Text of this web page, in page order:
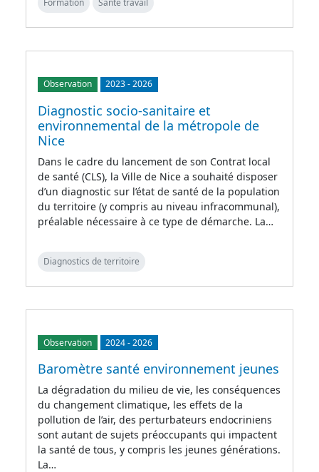
Formation Santé travail
Observation 2023-2026
Diagnostic socio-sanitaire et
environnemental de la métropole de
Nice
Dans le cadre du lancement de son Contrat local
de santé (CLS), la Ville de Nice a souhaité disposer
d’un diagnostic sur l’état de santé de la population
du territoire (y compris au niveau infracommunal),
préalable nécessaire à ce type de démarche. La…
Diagnostics de territoire
Observation 2024-2026
Baromètre santé environnement jeunes
La dégradation du milieu de vie, les conséquences
du changement climatique, les effets de la
pollution de l’air, des perturbateurs endocriniens
sont autant de sujets préoccupants qui impactent
la santé de tous, y compris les jeunes générations.
La…